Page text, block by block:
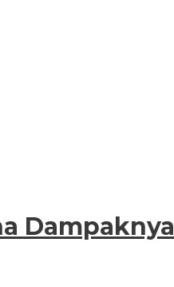
Dampaknya